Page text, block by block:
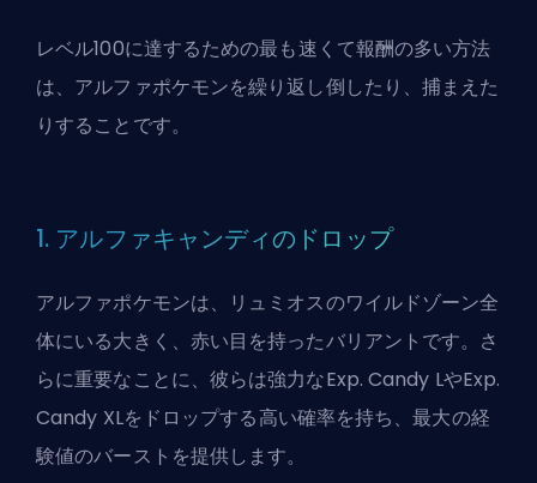
レベル100に達するための最も速くて報酬の多い方法
は、アルファポケモンを繰り返し倒したり、捕まえた
りすることです。
1. アルファキャンディのドロップ
アルファポケモンは、リュミオスのワイルドゾーン全
体にいる大きく、赤い目を持ったバリアントです。さ
らに重要なことに、彼らは強力なExp. Candy LやExp.
Candy XLをドロップする高い確率を持ち、最大の経
験値のバーストを提供します。